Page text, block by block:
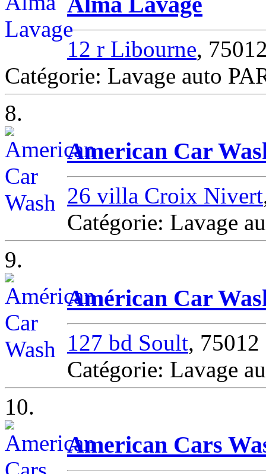
12 r Libourne,
Catégorie: Lavage auto
8.
American Car
26 villa Croix Nivert
Catégorie: Lavage
9.
Américan Car
127 bd Soult, 75012
Catégorie: Lavage
10.
American Cars